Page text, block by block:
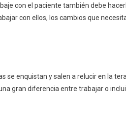
con el paciente también debe
con ellos, los cambios que
se enquistan y salen a relucir en la
gran diferencia entre trabajar o